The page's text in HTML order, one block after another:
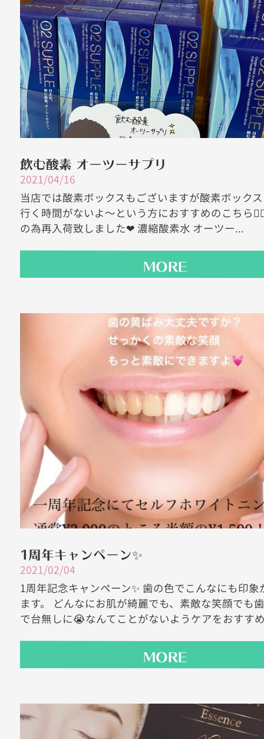
飲む酸素 オーツーサプリ
2021/04/16
当店では酸素ボックスもございますが酸素ボック
行く時間がないよ〜という方におすすめのこちら
の為再入荷致しました❤ 濃縮酸素水 オーツー...
MORE
1周年キャンペーン✨
2021/02/04
1周年記念キャンペーン✨ 歯の色でこんなにも印象
ます。 どんなにお肌が綺麗でも、素敵な笑顔でも
で台無しに😭なんてことがないようケアをおすす
MORE